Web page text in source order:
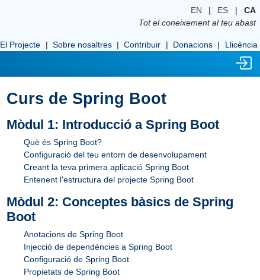
EN | ES |
CA
Tot el coneixement al teu abast
El Projecte | Sobre nosaltres | Contribuir | Donacions |
Llicència
Curs de Spring Boot
Mòdul 1: Introducció a Spring Boot
Què és Spring Boot?
Configuració del teu entorn de desenvolupament
Creant la teva primera aplicació Spring Boot
Entenent l'estructura del projecte Spring Boot
Mòdul 2: Conceptes bàsics de Spring
Boot
Anotacions de Spring Boot
Injecció de dependències a Spring Boot
Configuració de Spring Boot
Propietats de Spring Boot